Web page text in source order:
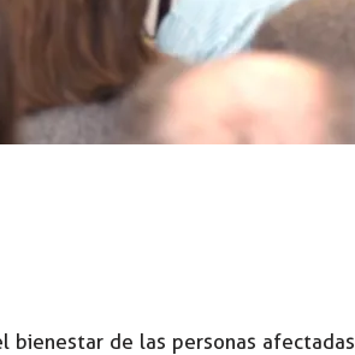
bienestar de las personas afectadas